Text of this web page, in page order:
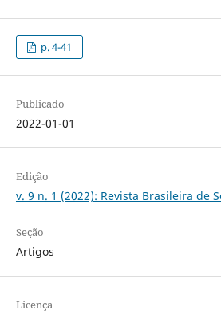
p. 4-41
Publicado
2022-01-01
Edição
v. 9 n. 1 (2022): Revista Brasileira de
Seção
Artigos
Licença